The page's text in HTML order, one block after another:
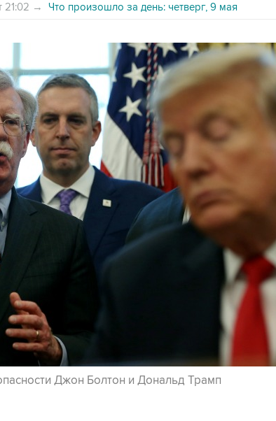
21:02 → Что произошло за день: четверг, 9 мая
Джон Болтон и Дональд Трамп